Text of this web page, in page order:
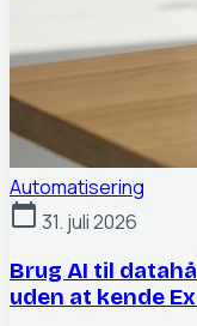
Automatisering
calendar_today 31. juli 2026
Brug AI til
uden at kende